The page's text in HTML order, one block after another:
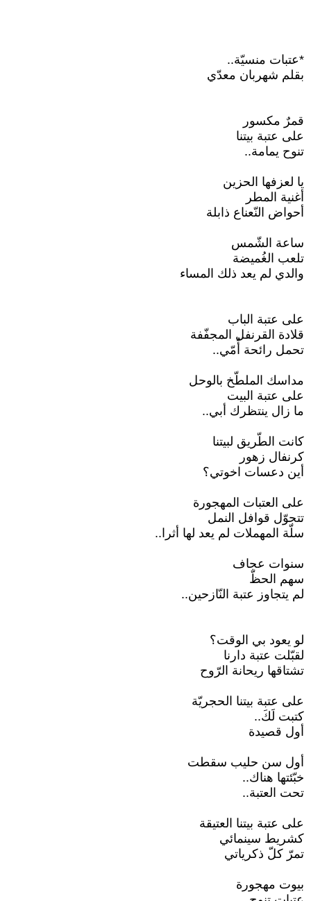
*عتبات منسيّة..
بقلم شهربان معدّي
قمرٌ مكسور
على عتبة بيتنا
تنوح يمامة..
يا لعزفها الحزين
أغنية المطر
أحواض النّعناع ذابلة
ساعة الشّمس
تلعب الغُميضة
والدي لم يعد ذلك المساء
على عتبة الباب
قلادة القرنفل المجفّفة
تحمل رائحة أُمّي..
مداسك الملطّخ بالوحل
على عتبة البيت
ما زال ينتظرك أبي..
كانت الطّريق لبيتنا
كرنفال زهور
أين دعسات اخوتي؟
على العتبات المهجورة
تتجوّل قوافل النمل
سلّة المهملات لم يعد لها أثرا..
سنوات عجاف
سهم الحظّ
لم يتجاوز عتبة النّازحين..
لو يعود بي الوقت؟
لقبّلت عتبة دارنا
تشتاقها ريحانة الرّوح
على عتبة بيتنا الحجريّة
كتبت لَكَ..
أول قصيدة
أول سن حليب سقطت
خبّئتها هناك..
تحت العتبة..
على عتبة بيتنا العتيقة
كشريط سينمائي
تمرّ كلّ ذكرياتي
بيوت مهجورة